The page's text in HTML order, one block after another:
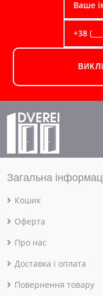
Загальна
Кошик
Оферта
Про нас
Доставка і оплата
Повернення товару